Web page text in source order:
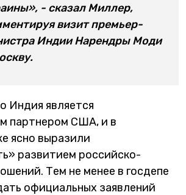
- сказал Миллер,
визит премьер-
Индии Нарендры Моди
Индия является
партнером США, и в
ясно выразили
развитием российско-
Тем не менее в госдепе
официальных заявлений